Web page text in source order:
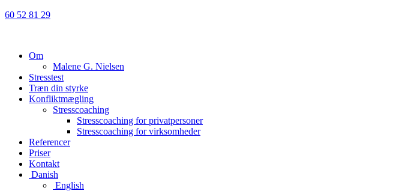
60 52 81 29
Om
Malene G. Nielsen
Stresstest
Træn din styrke
Konfliktmægling
Stresscoaching
Stresscoaching for privatpersoner
Stresscoaching for virksomheder
Referencer
Priser
Kontakt
Danish
English